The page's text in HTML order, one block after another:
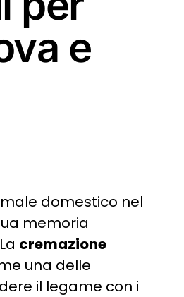
e
domestico nel
memoria
cremazione
una delle
il legame con i